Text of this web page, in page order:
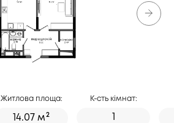
Житлова площа:
14.07 м 2
К-сть кімнат: